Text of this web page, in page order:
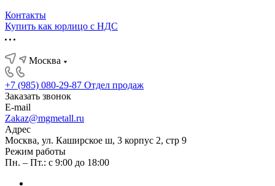
Контакты
Купить как юрлицо с НДС
Москва
+7 (985) 080-29-87 Отдел продаж
Заказать звонок
E-mail
Zakaz@mgmetall.ru
Адрес
Москва, ул. Каширское ш, 3 корпус 2, стр 9
Режим работы
Пн. – Пт.: с 9:00 до 18:00